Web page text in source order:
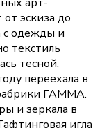
эскиза до
с одежды и
текстиль
тесной,
переехала в
ГАММА.
и зеркала в
игла